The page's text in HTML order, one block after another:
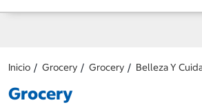
Inicio Grocery Grocery Belleza Y
Grocery